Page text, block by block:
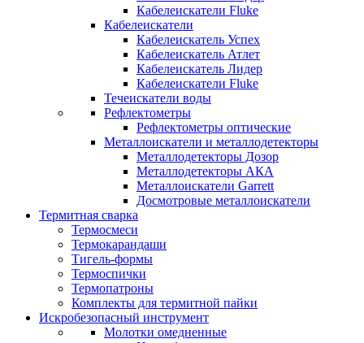
Кабелеискатели Fluke
Кабелеискатели
Кабелеискатель Успех
Кабелеискатель Атлет
Кабелеискатель Лидер
Кабелеискатели Fluke
Течеискатели воды
Рефлектометры
Рефлектометры оптические
Металлоискатели и металлодетекторы
Металлодетекторы Дозор
Металлодетекторы АКА
Металлоискатели Garrett
Досмотровые металлоискатели
Термитная сварка
Термосмеси
Термокарандаши
Тигель-формы
Термоспички
Термопатроны
Комплекты для термитной пайки
Искробезопасный инструмент
Молотки омедненные